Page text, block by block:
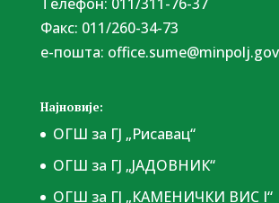
Факс: 011/260-34-73
е-пошта:
Најновије:
ОГШ за ГЈ „Рисавац“
ОГШ за ГЈ „ЈАДОВНИК“
ОГШ за ГЈ „КАМЕНИЧКИ ВИС I“